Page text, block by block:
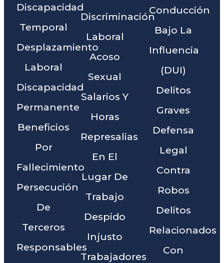
Discapacidad
Temporal
Desplazamiento
Laboral
Discapacidad
Permanente
Beneficios
Por
Fallecimiento
Persecución
De
Terceros
Responsables
Discriminación
Laboral
Acoso
Sexual
Salarios Y
Horas
Represalias
En El
Lugar De
Trabajo
Despido
Injusto
Trabajadores
Conducción
Bajo La
Influencia
(DUI)
Delitos
Graves
Defensa
Legal
Contra
Robos
Delitos
Relacionados
Con